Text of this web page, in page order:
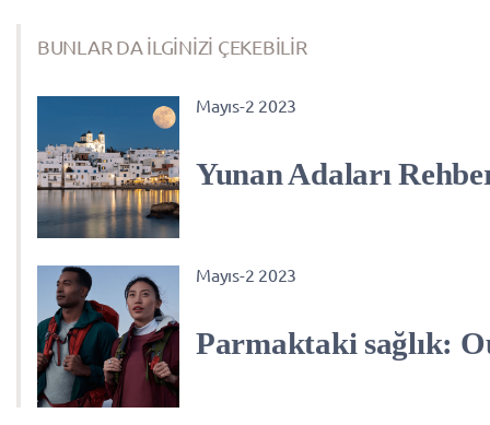
BUNLAR DA İLGİNİZİ ÇEKEBİLİR
Mayıs-2 2023
Yunan Adaları
Mayıs-2 2023
Parmaktaki sağlık: